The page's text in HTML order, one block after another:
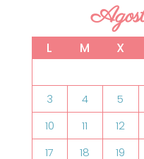
L M X
3
4 5
10
11 12
17
18 19